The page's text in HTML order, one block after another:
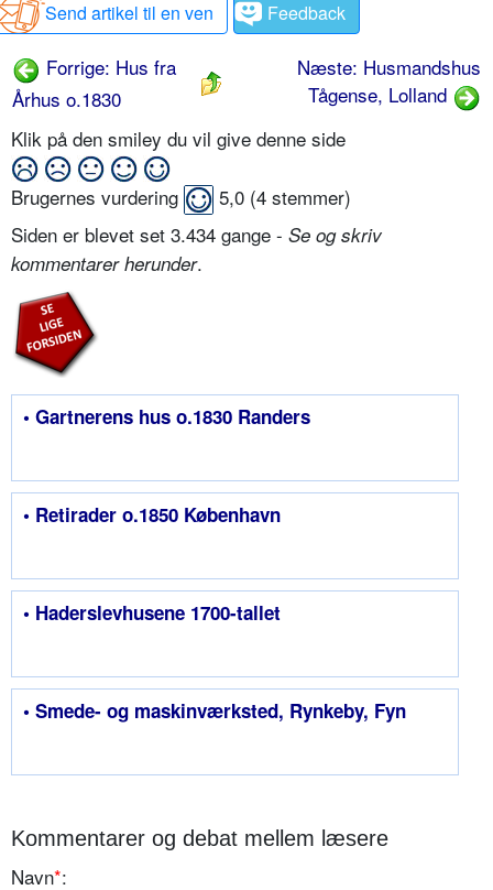
Send artikel til en ven
Feedback
Forrige: Hus fra
Århus o.1830
Næste: Husmandshus
Tågense, Lolland
Klik på den smiley du vil give denne side
Brugernes vurdering 5,0 (4 stemmer)
Siden er blevet set 3.434 gange - Se og skriv
kommentarer herunder.
• Gartnerens hus o.1830 Randers
• Retirader o.1850 København
• Haderslevhusene 1700-tallet
• Smede- og maskinværksted, Rynkeby, Fyn
Kommentarer og debat mellem læsere
Navn*: